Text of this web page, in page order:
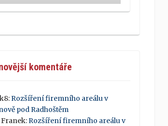
komentáře
:Rozšíření firemního areálu v
pod Radhoštěm
Franek:Rozšíření firemního areálu v